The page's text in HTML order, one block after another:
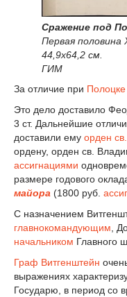
Сражение под
Первая половина
44,9х64,2 см.
ГИМ
За отличие при Полоцке
Это дело доставило
3 ст. Дальнейшие
доставили ему орден
ордену, орден св.
ассигнациями
размере годового
майора (1800 руб.
С назначением
главнокомандующим ,
начальником Главного
Граф Витгенштейн
выражениях
Государю, в период со